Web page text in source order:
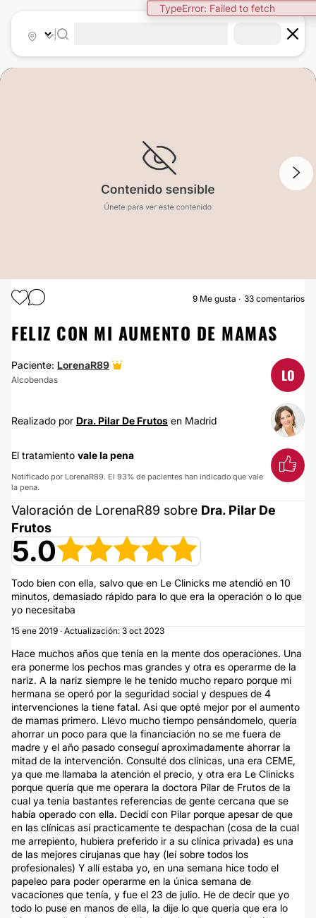
AUMENTO DE PECHO
9 Me gusta 33 comentarios
FELIZ CON MI AUMENTO DE MAMAS
Paciente: LorenaR89
Alcobendas LO
Realizado por Dra. Pilar De Frutos en Madrid
El tratamiento vale la pena
Notificado por LorenaR89. El 93% de pacientes han indicado que vale
la pena.
Valoración de LorenaR89 sobre Dra. Pilar De
Frutos
5.0
Todo bien con ella, salvo que en Le Clinicks me atendió en 10
minutos, demasiado rápido para lo que era la operación o lo que
yo necesitaba
15 ene 2019 · Actualización: 3 oct 2023
Hace muchos años que tenía en la mente dos operaciones. Una
era ponerme los pechos mas grandes y otra es operarme de la
nariz. A la nariz siempre le he tenido mucho reparo porque mi
hermana se operó por la seguridad social y despues de 4
intervenciones la tiene fatal. Asi que opté mejor por el aumento
de mamas primero. Llevo mucho tiempo pensándomelo, quería
ahorrar un poco para que la financiación no se me fuera de
madre y el año pasado conseguí aproximadamente ahorrar la
mitad de la intervención. Consulté dos clínicas, una era CEME,
ya que me llamaba la atención el precio, y otra era Le Clinicks
porque quería que me operara la doctora Pilar de Frutos de la
cual ya tenía bastantes referencias de gente cercana que se
había operado con ella. Decidí con Pilar porque apesar de que
en las clínicas así practicamente te despachan (cosa de la cual
me arrepiento, hubiera preferido ir a su clínica privada) es una
de las mejores cirujanas que hay (leí sobre todos los
profesionales) Y allí estaba yo, en una semana hice todo el
papeleo para poder operarme en la única semana de
vacaciones que tenía, y fue el 23 de julio. He de decir que yo
todo lo puse en manos de ella, la dije lo que quería que era lo